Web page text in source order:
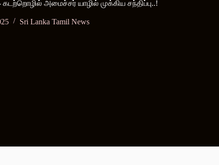
கடற்றொழில் அமைச்சர் யாழில் முக்கிய சந்திப்பு..!
Sri Lanka Tamil News